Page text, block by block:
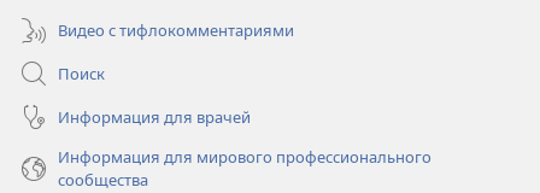
Видео с тифлокомментариями
Поиск
Информация для врачей
Информация для мирового профессионального
сообщества